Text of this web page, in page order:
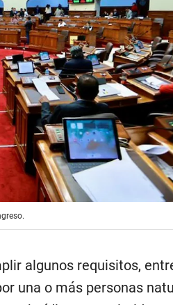
algunos requisitos,
una o más personas